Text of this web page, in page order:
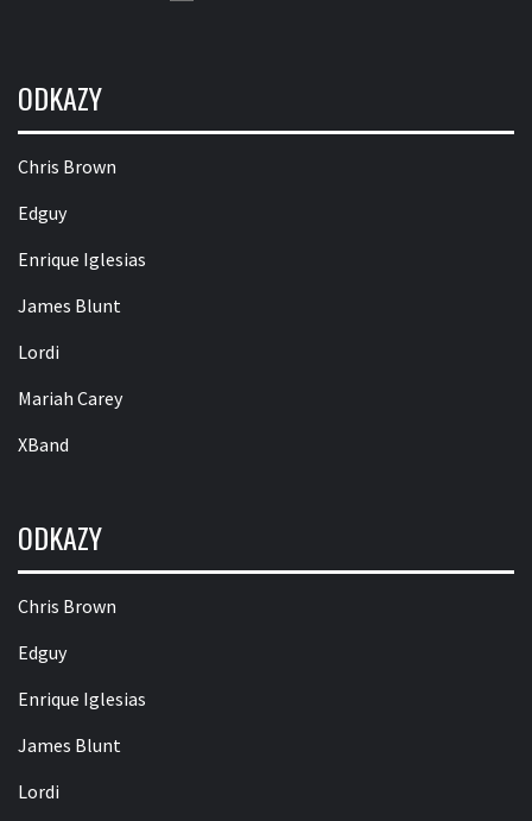
ODKAZY
Chris Brown
Edguy
Enrique Iglesias
James Blunt
Lordi
Mariah Carey
XBand
ODKAZY
Chris Brown
Edguy
Enrique Iglesias
James Blunt
Lordi